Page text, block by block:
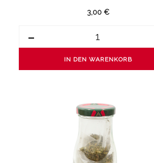
3,00 €
-
IN DEN WARENKORB